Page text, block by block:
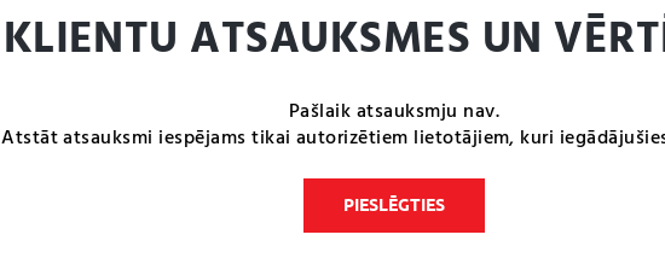
KLIENTU ATSAUKSMES UN
Pašlaik atsauksmju nav.
Atstāt atsauksmi iespējams tikai autorizētiem lietotājiem, kuri
PIESLĒGTIES